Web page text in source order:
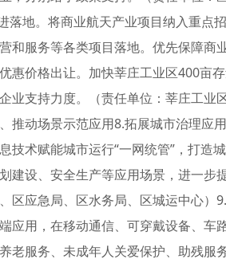
落地。将商业航天产业项目纳入重点
和服务等各类项目落地。优先保障
惠价格出让。加快莘庄工业区400亩
业支持力度。（责任单位：莘庄工
推动场景示范应用8.拓展城市治理应
技术赋能城市运行“一网统管”，打造
建设、安全生产等应用场景，进一
区应急局、区水务局、区城运中心
应用，在移动通信、可穿戴设备、
老服务、未成年人关爱保护、助残